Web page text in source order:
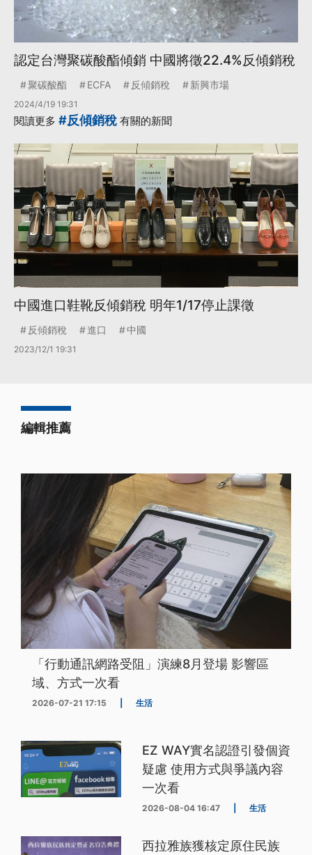
認定台灣聚碳酸酯傾銷 中國將徵22.4%反傾銷稅
聚碳酸酯 ECFA 反傾銷稅 新興市場
2024/4/19 19:31
閱讀更多 #反傾銷稅 有關的新聞
中國進口鞋靴反傾銷稅 明年1/17停止課徵
反傾銷稅 進口 中國
2023/12/1 19:31
編輯推薦
「行動通訊網路受阻」演練8月登場 影響區
域、方式一次看
2026-07-21 17:15 生活
EZ WAY實名認證引發個資
疑慮 使用方式與爭議內容
一次看
2026-08-04 16:47 生活
西拉雅族獲核定原住民族